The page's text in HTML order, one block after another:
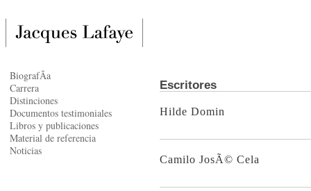
Escritores
Hilde Domin
Camilo JosÃ© Cela
BiografÃ­a
Carrera
Distinciones
Documentos testimoniales
Libros y publicaciones
Material de referencia
Noticias